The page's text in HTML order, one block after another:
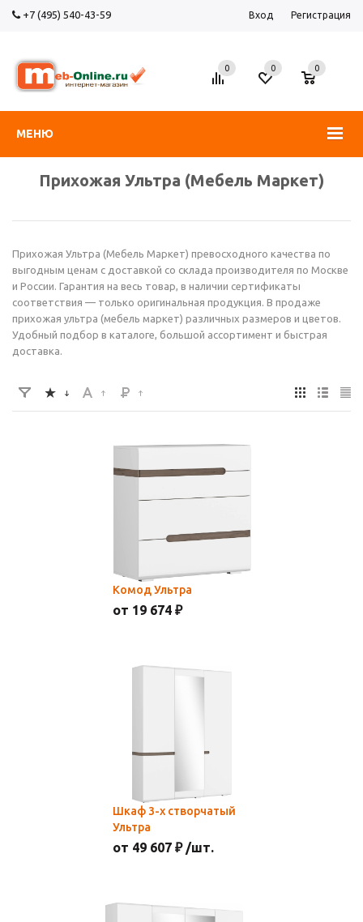
+7 (495) 540-43-59 Вход Регистрация
МЕНЮ
0 0
0
Прихожая Ультра (Мебель Маркет)
Прихожая Ультра (Мебель Маркет) превосходного качества по
выгодным ценам с доставкой со склада производителя по Москве
и России. Гарантия на весь товар, в наличии сертификаты
соответствия — только оригинальная продукция. В продаже
прихожая ультра (мебель маркет) различных размеров и цветов.
Удобный подбор в каталоге, большой ассортимент и быстрая
доставка.
Комод Ультра
от 19 674 ₽
Шкаф 3-х створчатый
Ультра
от 49 607 ₽ /шт.